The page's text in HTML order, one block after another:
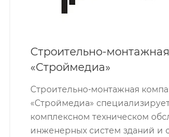
Строительно-
«Строймедиа»
Строительно-монтажная
«Строймедиа»
комплексном техническом
инженерных систем зданий и